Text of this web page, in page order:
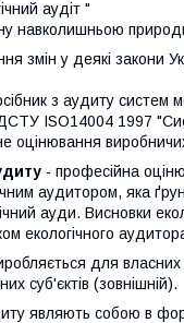
аудіт "
навколишньою
змін у деякі закони
з аудиту систем
ISO14004 1997 "
оцінювання
- професійна
аудитором, яка
ауди. Висновки
екологічного
для
суб'єктів (зовнішній).
являють собою в